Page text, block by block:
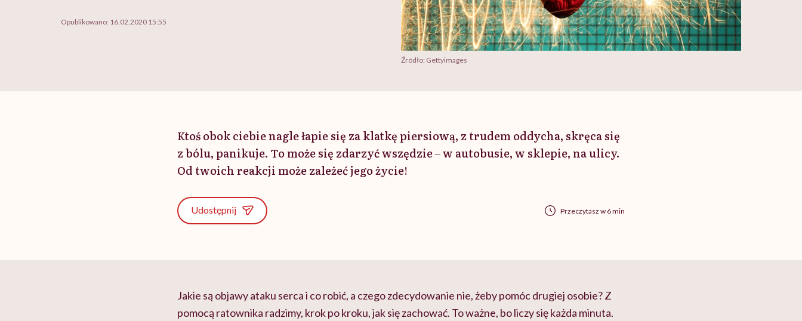
Opublikowano: 16.02.2020 15:55
Źródło: Gettyimages
Ktoś obok ciebie nagle łapie się za klatkę piersiową, z trudem oddycha, skręca się
z bólu, panikuje. To może się zdarzyć wszędzie ‒ w autobusie, w sklepie, na ulicy.
Od twoich reakcji może zależeć jego życie!
Udostępnij Przeczytasz w 6 min
Jakie są objawy ataku serca i co robić, a czego zdecydowanie nie, żeby pomóc drugiej osobie? Z
pomocą ratownika radzimy, krok po kroku, jak się zachować. To ważne, bo liczy się każda minuta.